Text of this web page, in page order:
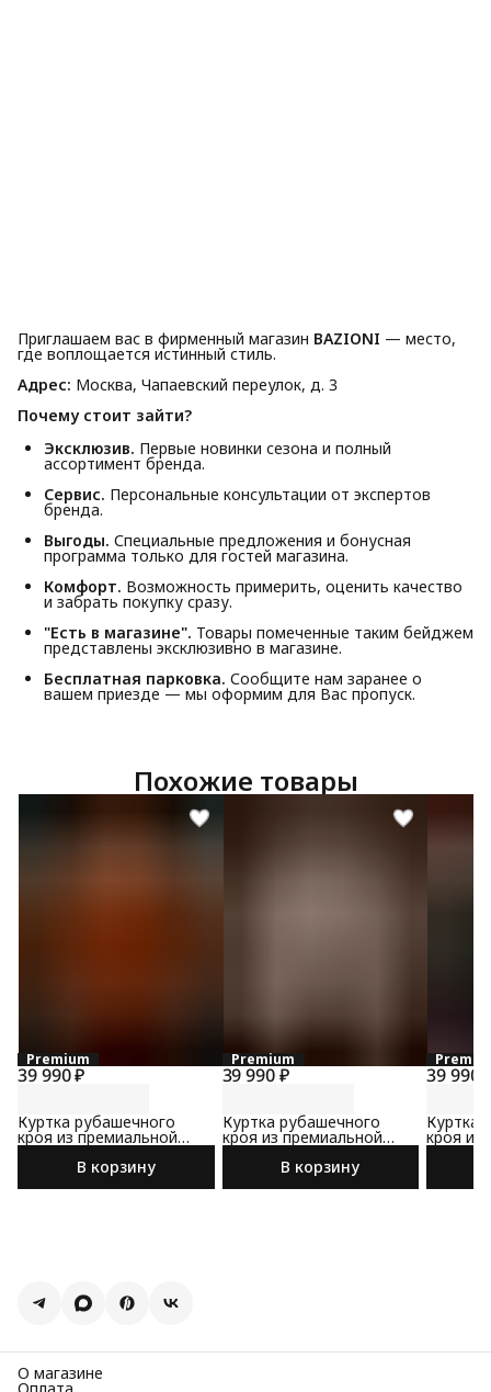
Приглашаем вас в фирменный магазин BAZIONI — место,
где воплощается истинный стиль.
Адрес: Москва, Чапаевский переулок, д. 3
Почему стоит зайти?
Эксклюзив. Первые новинки сезона и полный
ассортимент бренда.
Сервис. Персональные консультации от экспертов
бренда.
Выгоды. Специальные предложения и бонусная
программа только для гостей магазина.
Комфорт. Возможность примерить, оценить качество
и забрать покупку сразу.
"Есть в магазине". Товары помеченные таким бейджем
представлены эксклюзивно в магазине.
Бесплатная парковка. Сообщите нам заранее о
вашем приезде — мы оформим для Вас пропуск.
Похожие товары
Premium
39 990 ₽
Куртка рубашечного
кроя из премиальной
В корзину
Premium
39 990 ₽
Куртка рубашечного
кроя из премиальной
В корзину
39 990
Куртка
кроя из
О магазине